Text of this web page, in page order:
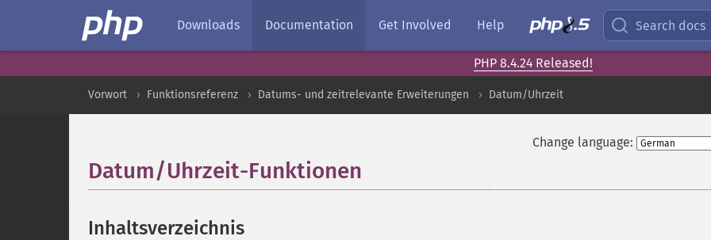
Downloads Documentation Get Involved Help Search docs
PHP 8.4.24 Released!
Vorwort Funktionsreferenz Datums- und zeitrelevante Erweiterungen Datum/Uhrzeit
Change language:
Datum/Uhrzeit-Funktionen
Inhaltsverzeichnis